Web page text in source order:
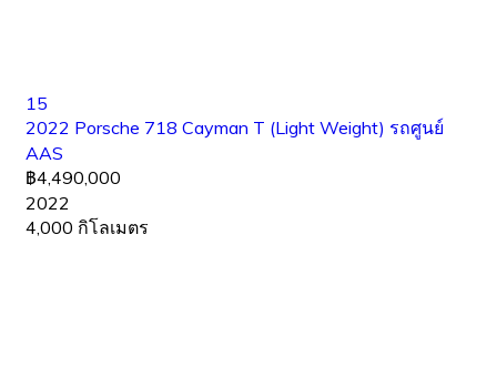
15
2022 Porsche 718 Cayman T (Light Weight) รถศูนย์
AAS
฿4,490,000
2022
4,000 กิโลเมตร